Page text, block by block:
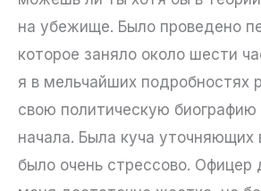
на убежище. Было проведено
которое заняло около шести
я в мельчайших подробностях
свою политическую биографию
начала. Была куча уточняющих
было очень стрессово. Офицер